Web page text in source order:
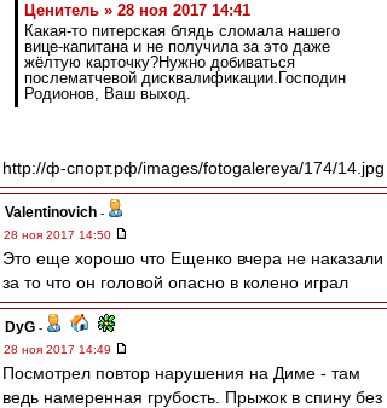
Ценитель » 28 ноя 2017 14:41
Какая-то питерская блядь сломала нашего
вице-капитана и не получила за это даже
жёлтую карточку?Нужно добиваться
послематчевой дисквалификации.Господин
Родионов, Ваш выход.
http://ф-спорт.рф/images/fotogalereya/174/14.jpg
Valentinovich -
28 ноя 2017 14:50
Это еще хорошо что Ещенко вчера не наказали
за то что он головой опасно в колено играл
DyG -
28 ноя 2017 14:49
Посмотрел повтор нарушения на Диме - там
ведь намеренная грубость. Прыжок в спину без